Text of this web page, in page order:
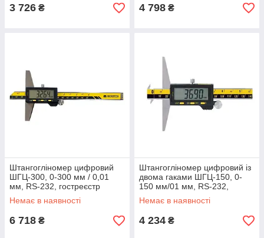
3 726 ₴ 4 798 ₴
Штангогліномер цифровий
ШГЦ-300, 0-300 мм / 0,01
мм, RS-232, гостреєстр
NoУ1987-95, Україна
Немає в наявності
6 718 ₴
Штангогліномер цифровий із
двома гаками ШГЦ-150, 0-
150 мм/01 мм, RS-232,
держреєстр NoУ1987-95,
Україна
Немає в наявності
4 234 ₴